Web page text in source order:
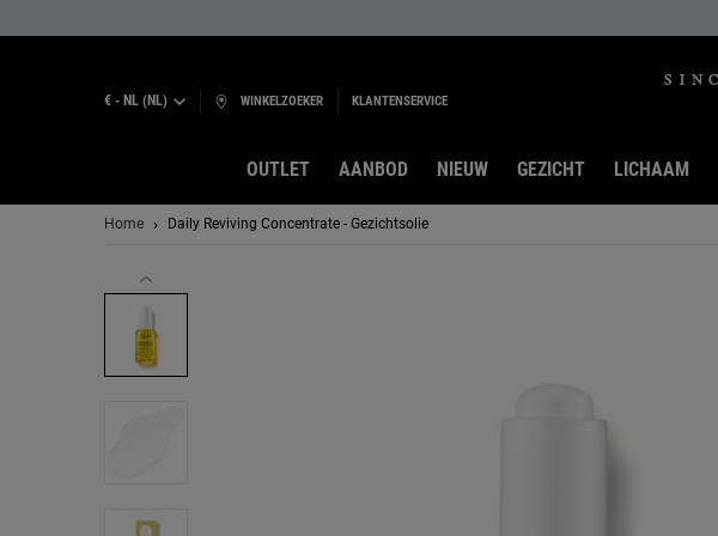
€ - NL (NL) WINKELZOEKER KLANTENSERVICE
OUTLET AANBOD NIEUW GEZICHT LICHAAM
Home Daily Reviving Concentrate - Gezichtsolie